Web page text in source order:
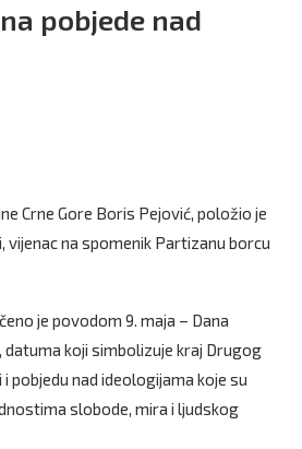
pobjede nad
Crne Gore Boris Pejović, položio je
vijenac na spomenik Partizanu borcu
je povodom 9. maja – Dana
koji simbolizuje kraj Drugog
pobjedu nad ideologijama koje su
slobode, mira i ljudskog